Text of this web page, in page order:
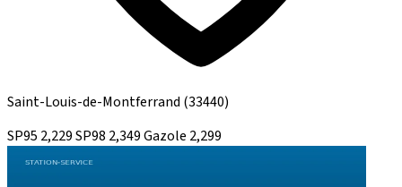
Saint-Louis-de-Montferrand (33440)
SP95 2,229SP98 2,349Gazole 2,299